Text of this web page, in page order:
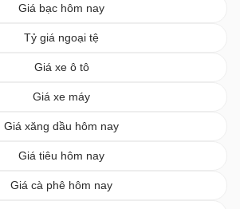
Giá bạc hôm nay
Tỷ giá ngoại tệ
Giá xe ô tô
Giá xe máy
Giá xăng dầu hôm nay
Giá tiêu hôm nay
Giá cà phê hôm nay